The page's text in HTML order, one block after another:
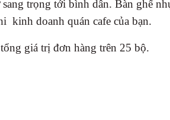
trọng tới bình dân. Bàn ghế
kinh doanh quán cafe của bạn.
giá trị đơn hàng trên 25 bộ.